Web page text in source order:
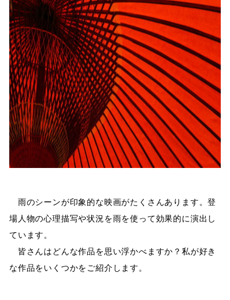
雨のシーンが印象的な映画がたくさんあります。登
場人物の心理描写や状況を雨を使って効果的に演出し
ています。
皆さんはどんな作品を思い浮かべますか？私が好き
な作品をいくつかをご紹介します。